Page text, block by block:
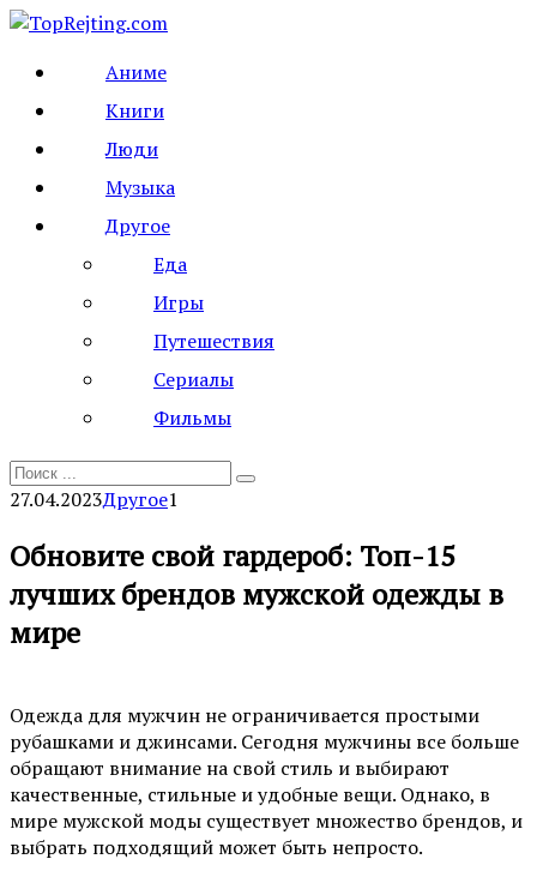
Перейти
контенту
Аниме
Книги
Люди
Музыка
Другое
Еда
Игры
Путешествия
Сериалы
Фильмы
Search
for:
27.04.2023Другое1
Обновите свой гардероб: Топ-15
лучших брендов мужской одежды в
мире
Одежда для мужчин не ограничивается простыми
рубашками и джинсами. Сегодня мужчины все больше
обращают внимание на свой стиль и выбирают
качественные, стильные и удобные вещи. Однако, в
мире мужской моды существует множество брендов, и
выбрать подходящий может быть непросто.